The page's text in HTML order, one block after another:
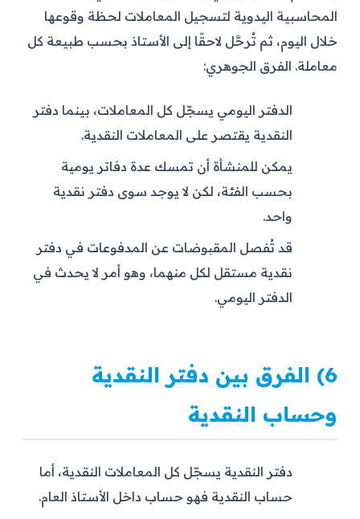
المحاسبية اليدوية لتسجيل المعاملات لحظة وقوعها
خلال اليوم، ثم تُرحَّل لاحقًا إلى الأستاذ بحسب طبيعة كل
معاملة. الفرق الجوهري:
الدفتر اليومي يسجّل كل المعاملات، بينما دفتر
النقدية يقتصر على المعاملات النقدية.
يمكن للمنشأة أن تمسك عدة دفاتر يومية
بحسب الفئة، لكن لا يوجد سوى دفتر نقدية
واحد.
قد تُفصل المقبوضات عن المدفوعات في دفتر
نقدية مستقل لكل منهما، وهو أمر لا يحدث في
الدفتر اليومي.
6) الفرق بين دفتر النقدية
وحساب النقدية
دفتر النقدية يسجّل كل المعاملات النقدية، أما
حساب النقدية فهو حساب داخل الأستاذ العام.